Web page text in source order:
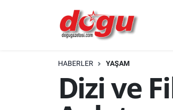
HABERLER YAŞAM
Dizi ve
ERZINCAN
GÜNDEM
ERZİNCAN FOTOĞRAFLARI